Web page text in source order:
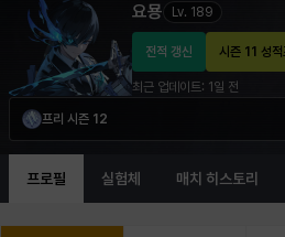
요묭
Lv. 189
전적 갱신 시즌 11 성
최근 업데이트: 1일 전
프리 시즌 12
프로필 실험체 매치 히스토리